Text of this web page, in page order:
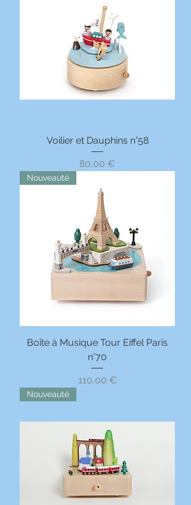
Voilier et Dauphins n°58
Prix
80,00 €
Nouveauté
Boîte à Musique Tour Eiffel Paris
n°70
Prix
110,00 €
Nouveauté